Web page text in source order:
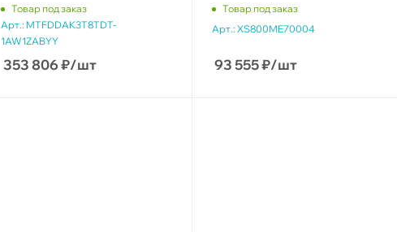
Товар под заказ
Арт.: MTFDDAK3T8TDT-
1AW1ZABYY
353 806₽/шт
Товар под заказ
Арт.: XS800ME70004
93 555₽/шт